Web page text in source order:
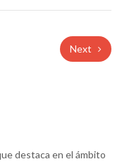
Next
destaca en el ámbito